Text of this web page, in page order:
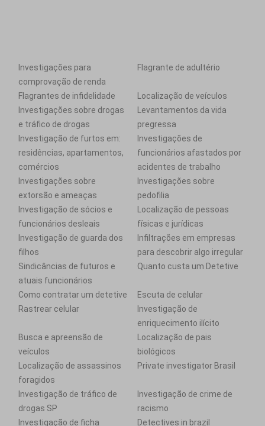
Investigações para
comprovação de renda
Flagrante de adultério
Flagrantes de infidelidade
Localização de veículos
Investigações sobre drogas
e tráfico de drogas
Levantamentos da vida
pregressa
Investigação de furtos em:
residências, apartamentos,
comércios
Investigações de
funcionários afastados por
acidentes de trabalho
Investigações sobre
extorsão e ameaças
Investigações sobre
pedofilia
Investigação de sócios e
funcionários desleais
Localização de pessoas
físicas e jurídicas
Investigação de guarda dos
filhos
Infiltrações em empresas
para descobrir algo irregular
Sindicâncias de futuros e
atuais funcionários
Quanto custa um Detetive
Como contratar um detetive
Escuta de celular
Rastrear celular
Investigação de
enriquecimento ilícito
Busca e apreensão de
veículos
Localização de pais
biológicos
Localização de assassinos
foragidos
Private investigator Brasil
Investigação de tráfico de
drogas SP
Investigação de crime de
racismo
Investigação de ficha
Detectives in brazil